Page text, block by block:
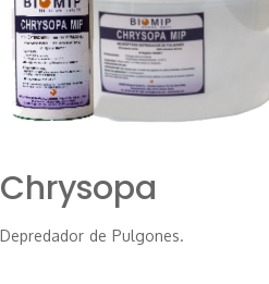
Chrysopa
Depredador de Pulgones.